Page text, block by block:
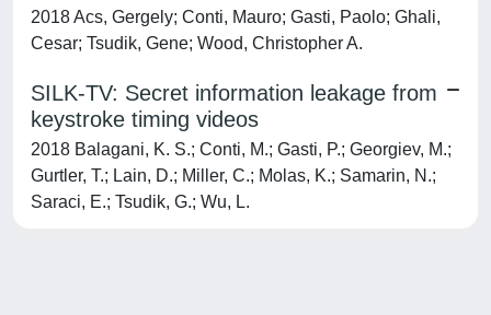
2018 Acs, Gergely; Conti, Mauro; Gasti, Paolo; Ghali,
Cesar; Tsudik, Gene; Wood, Christopher A.
SILK-TV: Secret information leakage from
keystroke timing videos
2018 Balagani, K. S.; Conti, M.; Gasti, P.; Georgiev, M.;
Gurtler, T.; Lain, D.; Miller, C.; Molas, K.; Samarin, N.;
Saraci, E.; Tsudik, G.; Wu, L.